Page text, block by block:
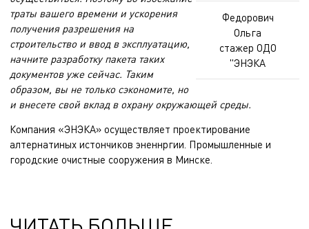
Федорович
Ольга
стажер ОДО
"ЭНЭКА
траты вашего времени и ускорения
получения разрешения на
строительство и ввод в эксплуатацию,
начните разработку пакета таких
документов уже сейчас. Таким
образом, вы не только сэкономите, но
и внесете свой вклад в охрану окружающей среды.
Компания «ЭНЭКА» осуществляет проектирование
алтернатиных истончиков эненнргии Промышленные и
городские очистные сооружения в Минске.